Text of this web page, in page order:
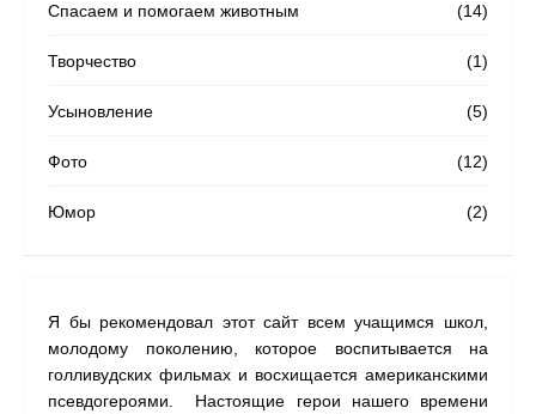
(14)
Спасаем и помогаем животным
(1)
Творчество
(5)
Усыновление
(12)
Фото
(2)
Юмор
Я бы рекомендовал этот сайт всем учащимся школ,
молодому поколению, которое воспитывается на
голливудских фильмах и восхищается американскими
псевдогероями. Настоящие герои нашего времени